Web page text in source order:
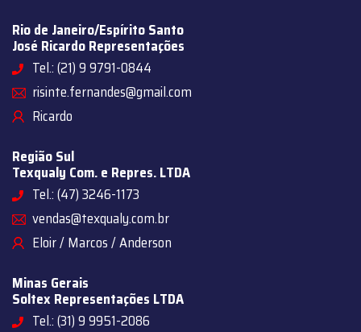
Rio de Janeiro/Espírito Santo
José Ricardo Representações
Tel.: (21) 9 9791-0844
risinte.fernandes@gmail.com
Ricardo
Região Sul
Texqualy Com. e Repres. LTDA
Tel.: (47) 3246-1173
vendas@texqualy.com.br
Eloir / Marcos / Anderson
Minas Gerais
Soltex Representações LTDA
Tel.: (31) 9 9951-2086